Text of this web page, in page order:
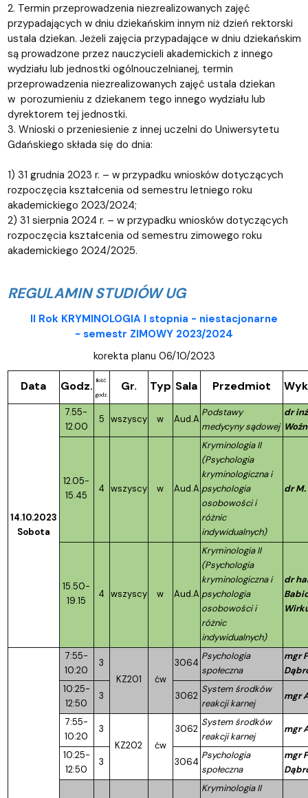
2. Termin przeprowadzenia niezrealizowanych zajęć
przypadających w dniu dziekańskim innym niż dzień rektorski
ustala dziekan. Jeżeli zajęcia przypadające w dniu dziekańskim
są prowadzone przez nauczycieli akademickich z innego
wydziału lub jednostki ogólnouczelnianej, termin
przeprowadzenia niezrealizowanych zajęć ustala dziekan
w porozumieniu z dziekanem tego innego wydziału lub
dyrektorem tej jednostki.
3. Wnioski o przeniesienie z innej uczelni do Uniwersytetu
Gdańskiego składa się do dnia:
1) 31 grudnia 2023 r. – w przypadku wniosków dotyczących
rozpoczęcia kształcenia od semestru letniego roku
akademickiego 2023/2024;
2) 31 sierpnia 2024 r. – w przypadku wniosków dotyczących
rozpoczęcia kształcenia od semestru zimowego roku
akademickiego 2024/2025.
REGULAMIN STUDIÓW UG
II Rok KRYMINOLOGIA I stopnia - niestacjonarne
- semestr ZIMOWY 2023/2024
korekta planu 06/10/2023
Data Godz. Ilość
godz.
Gr. Typ Sala Przedmiot
14.10.2023
Sobota
7.55-
12.00
5 wszyscy w Aud.A
Podstawy
medycyny sądowej
dr
12.05-
15.45
4 wszyscy w Aud.A
Kryminologia II
(Psychologia
kryminologiczna i
psychologia
osobowości i
różnic
indywidualnych)
dr
15.50-
19.15
4 wszyscy w Aud.A
Kryminologia II
(Psychologia
kryminologiczna i
psychologia
osobowości i
różnic
indywidualnych)
dr
7:55-
10:20
3
KZ201
ćw
3064
Psychologia
społeczna
mgr
10:25-
12:50
3 3062
System środków
reakcji karnej
mgr
7:55-
10:20
3
KZ202
ćw
3062
System środków
reakcji karnej
mgr
10:25-
12:50
3 3064
Psychologia
społeczna
mgr
Kryminologia II